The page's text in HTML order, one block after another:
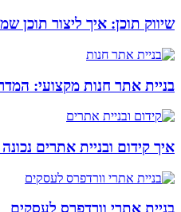
שיווק תוכן: איך ליצור תוכן
בניית אתר חנות מקצועי:
איך קידום ובניית אתרים